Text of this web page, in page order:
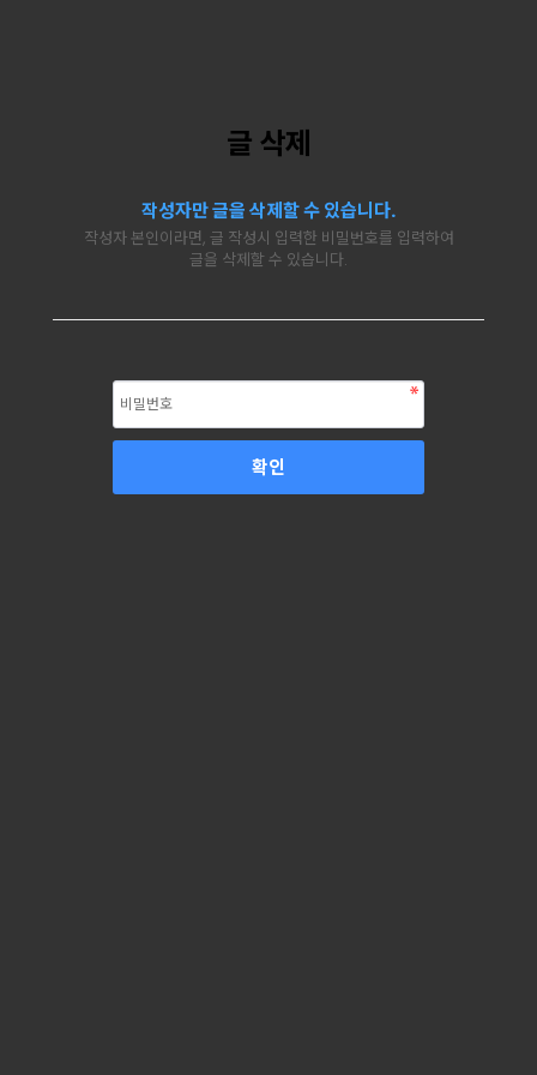
글 삭제
작성자만 글을 삭제할 수 있습니다.
작성자 본인이라면, 글 작성시 입력한 비밀번호를 입력하여
글을 삭제할 수 있습니다.